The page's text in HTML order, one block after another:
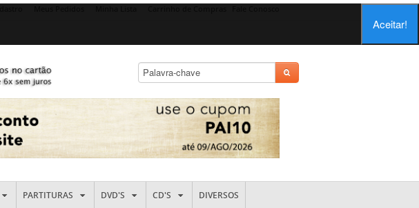
Aceitar!
PARTITURAS DVD'S CD'S DIVERSOS